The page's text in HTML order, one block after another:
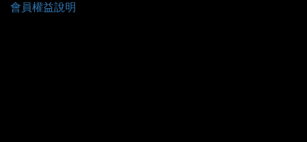
會員權益說明